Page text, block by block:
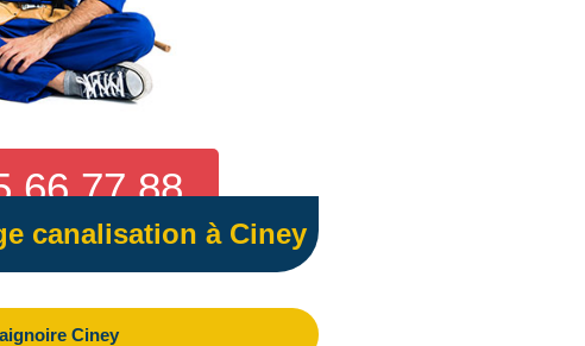
66 77 88
canalisation à Ciney
Ciney